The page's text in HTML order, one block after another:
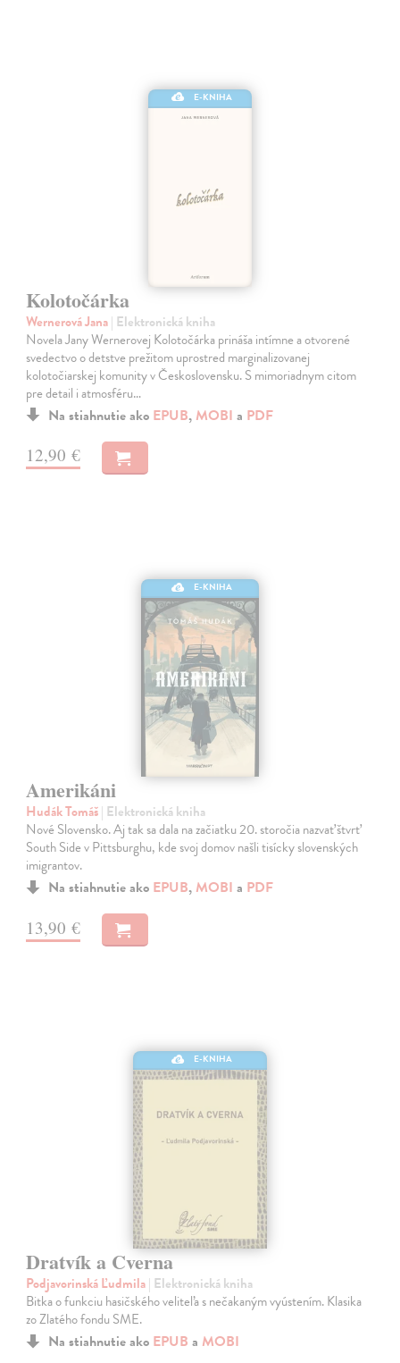
E-KNIHA
Kolotočárka
Wernerová Jana| Elektronická kniha
Novela Jany Wernerovej Kolotočárka prináša intímne a otvorené
svedectvo o detstve prežitom uprostred marginalizovanej
kolotočiarskej komunity v Československu. S mimoriadnym citom
pre detail i atmosféru…
Na stiahnutie ako EPUB, MOBI a PDF
12,90 €
E-KNIHA
Amerikáni
Hudák Tomáš| Elektronická kniha
Nové Slovensko. Aj tak sa dala na začiatku 20. storočia nazvať štvrť
South Side v Pittsburghu, kde svoj domov našli tisícky slovenských
imigrantov.
Na stiahnutie ako EPUB, MOBI a PDF
13,90 €
E-KNIHA
Dratvík a Cverna
Podjavorinská Ľudmila| Elektronická kniha
Bitka o funkciu hasičského veliteľa s nečakaným vyústením. Klasika
zo Zlatého fondu SME.
Na stiahnutie ako EPUB a MOBI